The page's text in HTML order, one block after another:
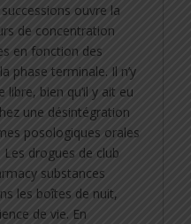
ouvre la
de concentration
en fonction des
phase terminale. Il n’y
bien qu’il y ait eu
une désintégration
posologiques orales
drogues de club
substances
les boîtes de nuit,
de vie. En